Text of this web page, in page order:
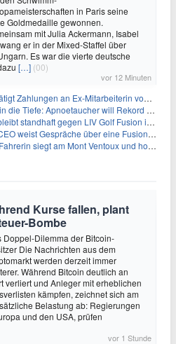
in Paris seine
Goldmedaille gewonnen.
mit Julia Ackermann, Isabel
er in der Mixed-Staffel über
Es war die vierte deutsche
[…] (00)
vor 12 Minuten
Zahlungen an Ex-Mitarbeiterin von Infantino
Tiefe: Apnoetaucher will Rekord brechen
gegen LIV Golf Fusion in einem sich wandelnden Sportumfeld
über eine Fusion mit LIV Golf zurück und bekräftigt die Wettbewerbslandschaft
siegt am Mont Ventoux und holt Tour-Gelb
Kurse fallen, plant
Bombe
Doppel-Dilemma der Bitcoin-
Die Nachrichten aus dem
werden derzeit immer
Während Bitcoin deutlich an
verliert und Anleger mit erheblichen
kämpfen, zeichnet sich am
Belastung ab: Regierungen
und den USA, prüfen
vor 1 Stunde